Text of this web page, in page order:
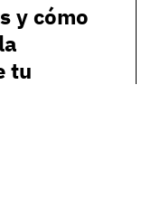
y cómo
tu